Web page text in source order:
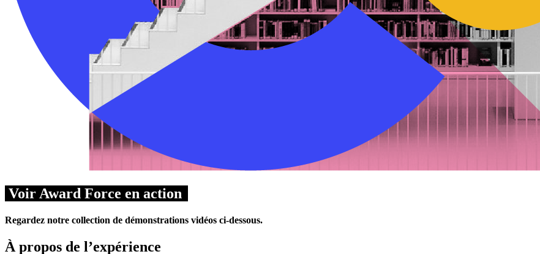
Voir Award Force en action
Regardez notre collection de démonstrations vidéos ci-dessous.
À propos de l’expérience